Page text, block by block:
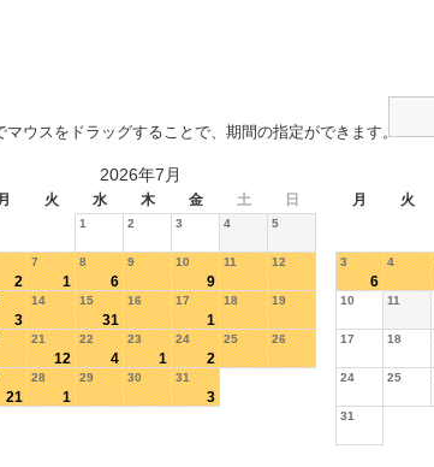
ウスをドラッグすることで、期間の指定ができます。
2026年7月
火 水 木 金 土 日 月 火
1 2 3 4 5
2
7
1
8
6
9 10
9
11 12
3
14 15
31
16 17
1
18 19
21
12
22
4
23
1
24
2
25 26
21
28
1
29 30 31
3
3
6
4
10 11
17 18
24 25
31